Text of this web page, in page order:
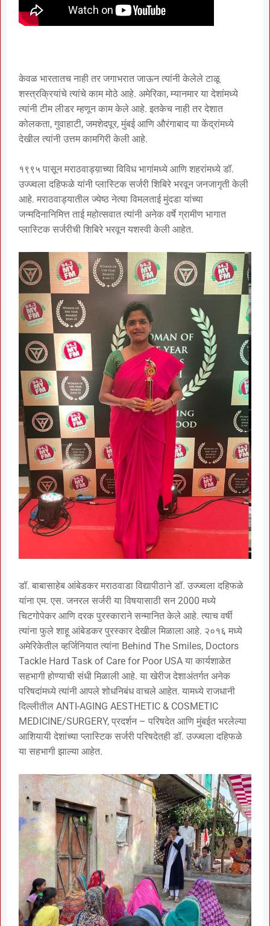
केवळ भारतातच नाही तर जगाभरात जाऊन त्यांनी केलेले टाळू
शस्त्रक्रियांचे त्यांचे काम मोठे आहे. अमेरिका, म्यानमार या देशांमध्ये
त्यांनी टीम लीडर म्हणून काम केले आहे. इतकेच नाही तर देशात
कोलकता, गुवाहाटी, जमशेदपूर, मुंबई आणि औरंगाबाद या केंद्रांमध्ये
देखील त्यांनी उत्तम कामगिरी केली आहे.
१९९५ पासून मराठवाड्य़ाच्या विविध भागांमध्ये आणि शहरांमध्ये डॉ.
उज्ज्वला दहिफळे यांनी प्लास्टिक सर्जरी शिबिरे भरवून जनजागृती केली
आहे. मराठवाड्यातील ज्येष्ठ नेत्या विमलताई मुंदडा यांच्या
जन्मदिनानिमित्त ताई महोत्सवात त्यांनी अनेक वर्षे ग्रामीण भागात
प्लास्टिक सर्जरीची शिबिरे भरवून यशस्वी केली आहेत.
डॉ. बाबासाहेब आंबेडकर मराठवाडा विद्यापीठाने डॉ. उज्ज्वला दहिफळे
यांना एम. एस. जनरल सर्जरी या विषयासाठी सन 2000 मध्ये
चिटगोपेकर आणि दरक पुरस्काराने सन्मानित केले आहे. त्याच वर्षी
त्यांना फुले शाहू आंबेडकर पुरस्कार देखील मिळाला आहे. २०१६ मध्ये
अमेरिकेतील व्हर्जिनियात त्यांना Behind The Smiles, Doctors
Tackle Hard Task of Care for Poor USA या कार्यशाळेत
सहभागी होण्याची संधी मिळाली आहे. या खेरीज देशाअंतर्गत अनेक
परिषदांमध्ये त्यांनी आपले शोधनिबंध वाचले आहेत. यामध्ये राजधानी
दिल्लीतील ANTI-AGING AESTHETIC & COSMETIC
MEDICINE/SURGERY, प्रदर्शन – परिषदेत आणि मुंबईत भरलेल्या
आशियायी देशांच्या प्लास्टिक सर्जरी परिषदेतही डॉ. उज्ज्वला दहिफळे
या सहभागी झाल्या आहेत.